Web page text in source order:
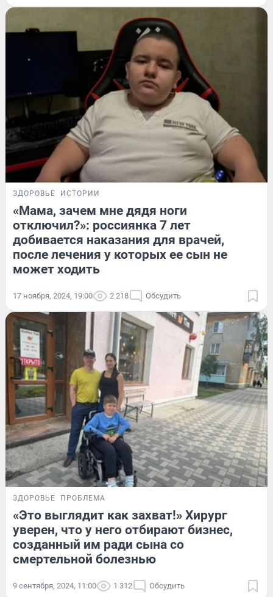
ЗДОРОВЬЕ ИСТОРИИ
«Мама, зачем мне дядя ноги
отключил?»: россиянка 7 лет
добивается наказания для врачей,
после лечения у которых ее сын не
может ходить
17 ноября, 2024, 19:00 2 218 Обсудить
ЗДОРОВЬЕ ПРОБЛЕМА
«Это выглядит как захват!» Хирург
уверен, что у него отбирают бизнес,
созданный им ради сына со
смертельной болезнью
9 сентября, 2024, 11:00 1 312 Обсудить